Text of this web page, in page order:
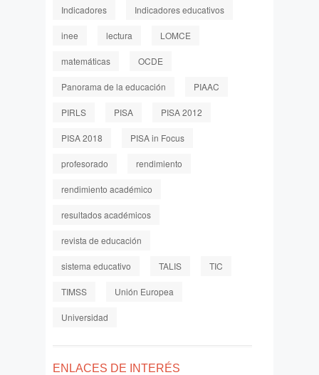
Indicadores Indicadores educativos
inee lectura LOMCE
matemáticas OCDE
Panorama de la educación PIAAC
PIRLS PISA PISA 2012
PISA 2018 PISA in Focus
profesorado rendimiento
rendimiento académico
resultados académicos
revista de educación
sistema educativo TALIS TIC
TIMSS Unión Europea
Universidad
ENLACES DE INTERÉS